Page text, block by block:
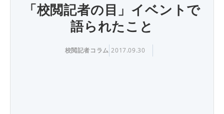
「校閲記者の目」イベントで
語られたこと
校閲記者コラム 2017.09.30